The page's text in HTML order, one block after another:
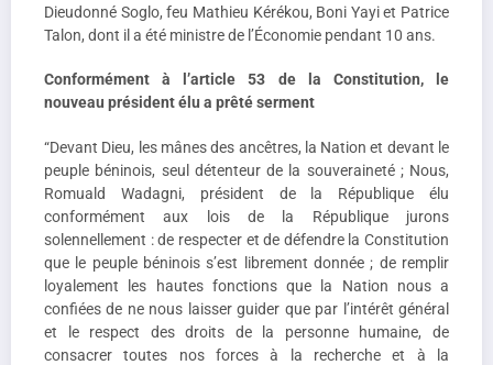
Dieudonné Soglo, feu Mathieu Kérékou, Boni Yayi et Patrice
Talon, dont il a été ministre de l’Économie pendant 10 ans.
Conformément à l’article 53 de la Constitution, le
nouveau président élu a prêté serment
“Devant Dieu, les mânes des ancêtres, la Nation et devant le
peuple béninois, seul détenteur de la souveraineté ; Nous,
Romuald Wadagni, président de la République élu
conformément aux lois de la République jurons
solennellement : de respecter et de défendre la Constitution
que le peuple béninois s’est librement donnée ; de remplir
loyalement les hautes fonctions que la Nation nous a
confiées de ne nous laisser guider que par l’intérêt général
et le respect des droits de la personne humaine, de
consacrer toutes nos forces à la recherche et à la